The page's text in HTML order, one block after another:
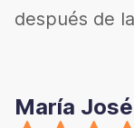
después de
María